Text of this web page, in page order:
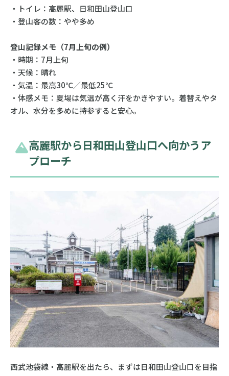
・トイレ：高麗駅、日和田山登山口
・登山客の数：やや多め
登山記録メモ（7月上旬の例）
・時期：7月上旬
・天候：晴れ
・気温：最高30℃／最低25℃
・体感メモ：夏場は気温が高く汗をかきやすい。着替えやタ
オル、水分を多めに持参すると安心。
高麗駅から日和田山登山口へ向かうア
プローチ
西武池袋線・高麗駅を出たら、まずは日和田山登山口を目指